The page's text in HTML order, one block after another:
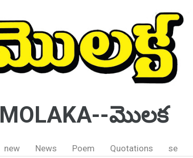
MOLAKA--మొలక
new News Poem Quotations se